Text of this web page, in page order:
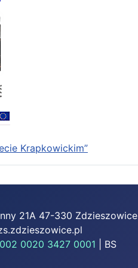
Krapkowickim”
21A 47-330 Zdzieszowice
0020 3427 0001 | BS